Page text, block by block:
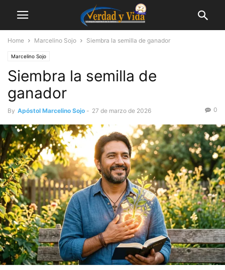
Home Marcelino Sojo Siembra la semilla de ganador
Marcelino Sojo
Siembra la semilla de
ganador
By Apóstol Marcelino Sojo - 27 de marzo de 2026 0